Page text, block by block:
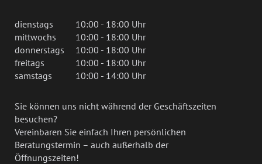
dienstags
10:00 - 18:00 Uhr
mittwochs
10:00 - 18:00 Uhr
donnerstags
10:00 - 18:00 Uhr
freitags
10:00 - 18:00 Uhr
samstags
10:00 - 14:00 Uhr
Sie können uns nicht während der Geschäftszeiten
besuchen?
Vereinbaren Sie einfach Ihren persönlichen
Beratungstermin – auch außerhalb der
Öffnungszeiten!